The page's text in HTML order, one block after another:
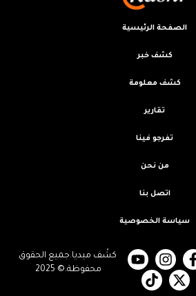
كشْف ميديا.جميع الحقوق
محفوظة.© 2025
الصفحة الرئيسية
كشف خبر
كشف معلومة
تقارير
تفرجو فينا
من نحن
اتصل بنا
سياسة الخصوصية